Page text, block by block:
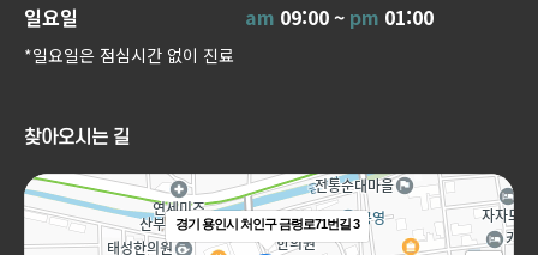
일요일
am 09:00 ~ pm 01:00
*일요일은 점심시간 없이 진료
찾아오시는 길
경기 용인시 처인구 금령로71번길 3